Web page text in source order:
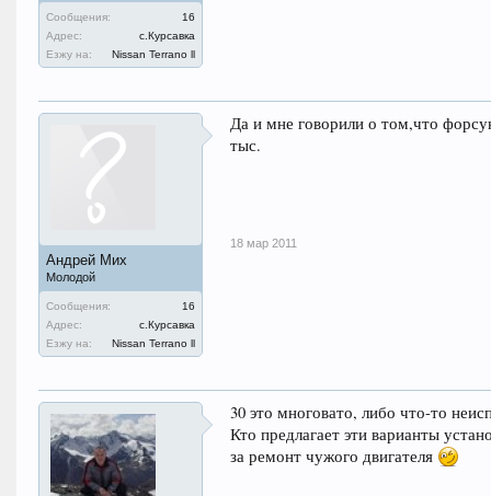
Сообщения:
16
Адрес:
с.Курсавка
Езжу на:
Nissan Terrano ll
Андрей Мих
Молодой
Сообщения:
16
Адрес:
с.Курсавка
Езжу на:
Nissan Terrano ll
Да и мне говорили о том,что
тыс.
18 мар 2011
30 это многовато, либо что-то
Кто предлагает эти варианты
за ремонт чужого двигателя